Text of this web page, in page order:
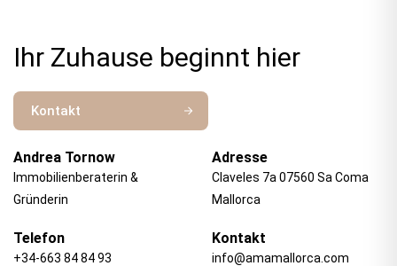
Ihr Zuhause beginnt hier
Kontakt
Andrea Tornow
Immobilienberaterin &
Gründerin
Adresse
Claveles 7a 07560 Sa Coma
Mallorca
Telefon
+34-663 84 84 93
Kontakt
info@amamallorca.com